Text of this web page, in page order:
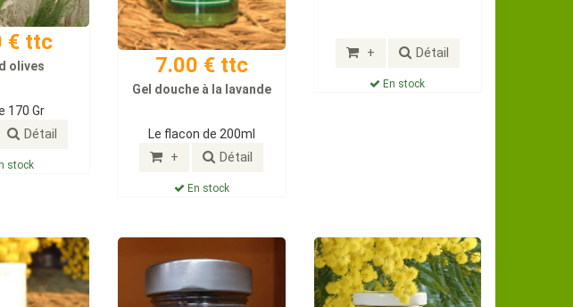
€ ttc
olives
170 Gr
Détail
stock
7.00 € ttc
Gel douche à la lavande
Le flacon de 200ml
+ Détail
En stock
+ Détail
En stock